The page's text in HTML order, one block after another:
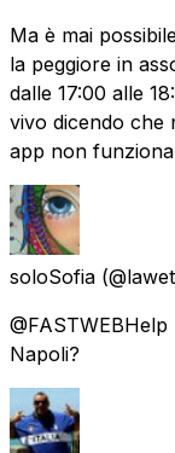
Ma è mai
la peggiore in
dalle 17:00 alle
vivo dicendo che
app non
soloSofia
Napoli?